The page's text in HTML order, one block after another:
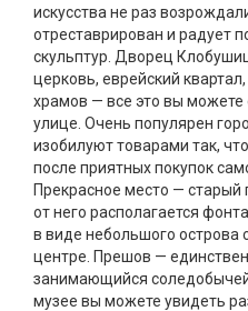
искусства не раз
отреставрирован и радует
скульптур. Дворец
церковь, еврейский
храмов — все это вы можете
улице. Очень популярен
изобилуют товарами так,
после приятных покупок
Прекрасное место —
от него располагается
в виде небольшого острова
центре. Прешов —
занимающийся
музее вы можете увидеть